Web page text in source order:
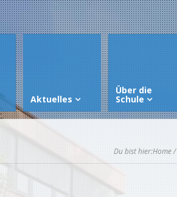
Aktuelles
Über die
Schule
Du bist hier:Home/